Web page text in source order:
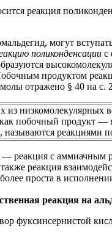
реакция
могут
поликонденсации с
продуктом
отражено § 40 на с.
из низкомолекулярных
побочный продукт —
называются реакциями
— реакция с аммиачным
реакция
проста в
реакция на
фуксинсернистой